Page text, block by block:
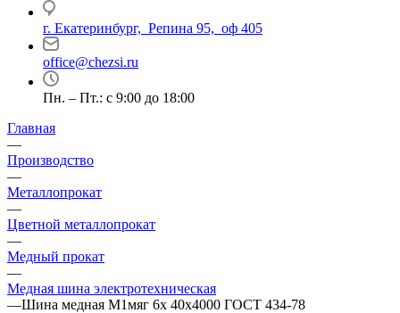
г. Екатеринбург, Репина 95, оф 405
office@chezsi.ru
Пн. – Пт.: с 9:00 до 18:00
Главная
—
Производство
—
Металлопрокат
—
Цветной металлопрокат
—
Медный прокат
—
Медная шина электротехническая
—Шина медная М1мяг 6х 40х4000 ГОСТ 434-78